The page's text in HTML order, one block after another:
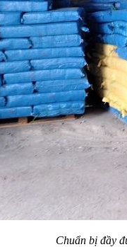
Chuẩn bị đầy